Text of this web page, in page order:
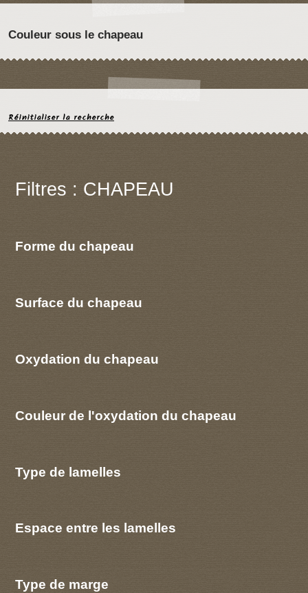
Couleur sous le chapeau
Réinitialiser la recherche
Filtres : CHAPEAU
Forme du chapeau
Surface du chapeau
Oxydation du chapeau
Couleur de l'oxydation du chapeau
Type de lamelles
Espace entre les lamelles
Type de marge